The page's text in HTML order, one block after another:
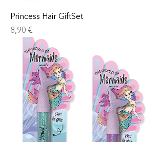
Princess Hair GiftSet
Prix
8,90 €